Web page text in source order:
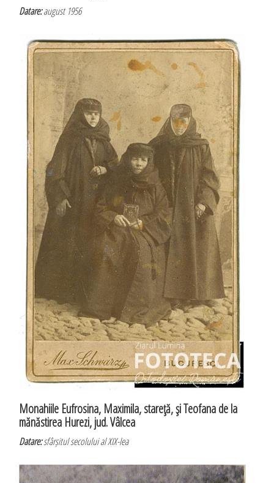
Datare:august 1956
Monahiile Eufrosina, Maximila, stareţă, şi Teofana de la
mănăstirea Hurezi, jud. Vâlcea
Datare:sfârșitul secolului al XIX-lea